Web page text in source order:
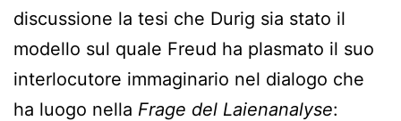
discussione la tesi che Durig sia stato il
modello sul quale Freud ha plasmato il suo
interlocutore immaginario nel dialogo che
ha luogo nella Frage del Laienanalyse: